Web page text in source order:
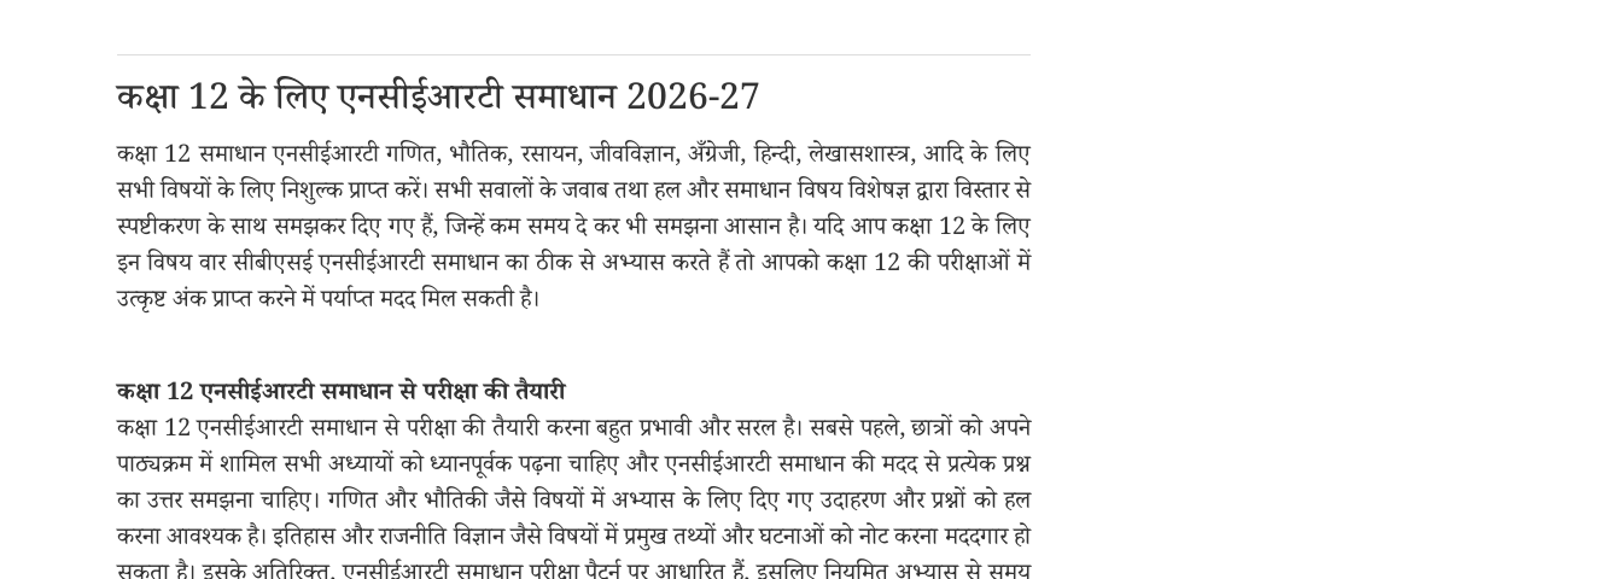
कक्षा 12 के लिए एनसीईआरटी समाधान 2026-27
कक्षा 12 समाधान एनसीईआरटी गणित, भौतिक, रसायन, जीवविज्ञान, अँग्रेजी, हिन्दी, लेखासशास्त्र, आदि के लिए
सभी विषयों के लिए निशुल्क प्राप्त करें। सभी सवालों के जवाब तथा हल और समाधान विषय विशेषज्ञ द्वारा विस्तार से
स्पष्टीकरण के साथ समझकर दिए गए हैं, जिन्हें कम समय दे कर भी समझना आसान है। यदि आप कक्षा 12 के लिए
इन विषय वार सीबीएसई एनसीईआरटी समाधान का ठीक से अभ्यास करते हैं तो आपको कक्षा 12 की परीक्षाओं में
उत्कृष्ट अंक प्राप्त करने में पर्याप्त मदद मिल सकती है।
कक्षा 12 एनसीईआरटी समाधान से परीक्षा की तैयारी
कक्षा 12 एनसीईआरटी समाधान से परीक्षा की तैयारी करना बहुत प्रभावी और सरल है। सबसे पहले, छात्रों को अपने
पाठ्यक्रम में शामिल सभी अध्यायों को ध्यानपूर्वक पढ़ना चाहिए और एनसीईआरटी समाधान की मदद से प्रत्येक प्रश्न
का उत्तर समझना चाहिए। गणित और भौतिकी जैसे विषयों में अभ्यास के लिए दिए गए उदाहरण और प्रश्नों को हल
करना आवश्यक है। इतिहास और राजनीति विज्ञान जैसे विषयों में प्रमुख तथ्यों और घटनाओं को नोट करना मददगार हो